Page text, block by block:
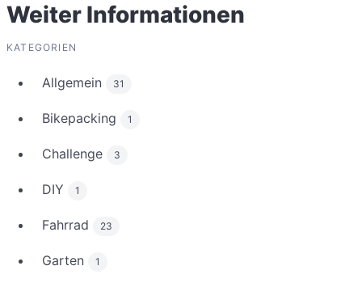
Weiter Informationen
KATEGORIEN
Allgemein 31
Bikepacking 1
Challenge 3
DIY 1
Fahrrad 23
Garten 1